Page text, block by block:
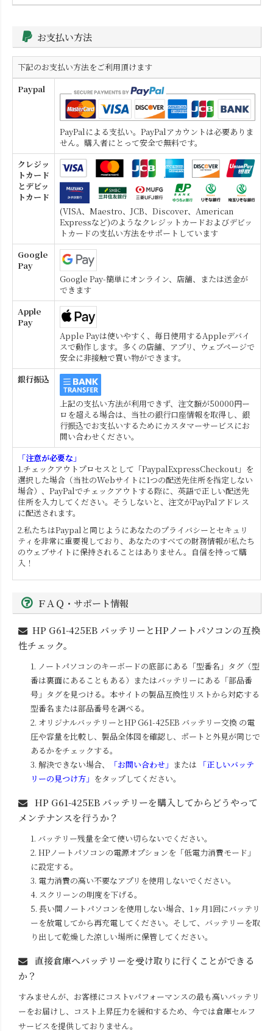
お支払い方法
下記のお支払い方法をご利用頂けます
Paypal
PayPalによる支払い。PayPalアカウントは必要ありま
せん。購入者にとって安全で無料です。
クレジッ
トカード
とデビッ
トカード
(VISA、Maestro、JCB、Discover、American
Expressなど)のようなクレジットカードおよびデビッ
トカードの支払い方法をサポートしています
Google
Pay
Google Pay-簡単にオンライン、店舗、または送金が
できます
Apple
Pay
Apple Payは使いやすく、毎日使用するAppleデバイ
スで動作します。多くの店舗、アプリ、ウェブページで
安全に非接触で買い物ができます。
銀行振込
上記の支払い方法が利用できず、注文額が50000円ー
ロを超える場合は、当社の銀行口座情報を取得し、銀
行振込でお支払いするためにカスタマーサービスにお
問い合わせください。
「注意が必要な」
1.チェックアウトプロセスとして「PaypalExpressCheckout」を
選択した場合（当社のWebサイトに1つの配送先住所を指定しない
場合）、PayPalでチェックアウトする際に、英語で正しい配送先
住所を入力してください。そうしないと、注文がPayPalアドレス
に配送されます。
2.私たちはPaypalと同じようにあなたのプライバシーとセキュリ
ティを非常に重要視しており、あなたのすべての財務情報が私たち
のウェブサイトに保持されることはありません。自信を持って購
入！
ＦＡＱ・サポート情報
HP G61-425EBバッテリーとHPノートパソコンの互換
性チェック。
1. ノートパソコンのキーボードの底部にある「型番名」タグ（型
番は裏面にあることもある）またはバッテリーにある「部品番
号」タグを見つける。本サイトの製品互換性リストから対応する
型番名または部品番号を調べる。
2. オリジナルバッテリーとHP G61-425EB バッテリー交換 の電
圧や容量を比較し、製品全体図を確認し、ポートと外見が同じで
あるかをチェックする。
3. 解決できない場合、
「お問い合わせ」 または
「正しいバッテ
リーの見つけ方」 をタップしてください。
HP G61-425EBバッテリーを購入してからどうやって
メンテナンスを行うか？
1. バッテリー残量を全て使い切らないでください。
2. HPノートパソコンの電源オプションを「低電力消費モード」
に設定する。
3. 電力消費の高い不要なアプリを使用しないでください。
4. スクリーンの明度を下げる。
5. 長い間ノートパソコンを使用しない場合、1ヶ月1回にバッテリ
ーを放電してから再充電してください。そして、バッテリーを取
り出して乾燥した涼しい場所に保管してください。
直接倉庫へバッテリーを受け取りに行くことができる
か？
すみませんが、お客様にコストvパフォーマンスの最も高いバッテリ
ーをお届けし、コスト上昇圧力を緩和するため、今では倉庫セルフ
サービスを提供しておりません。